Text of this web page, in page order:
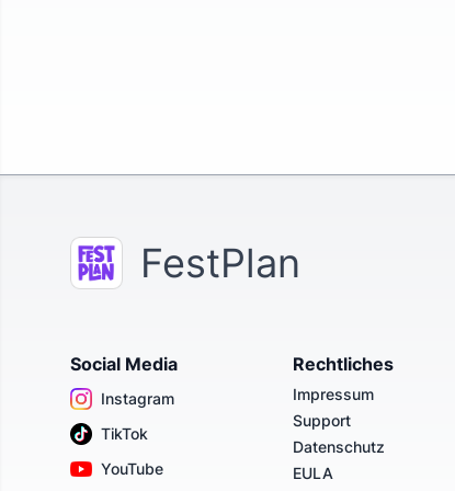
FestPlan
Social Media
Instagram
TikTok
YouTube
Rechtliches
Impressum
Support
Datenschutz
EULA